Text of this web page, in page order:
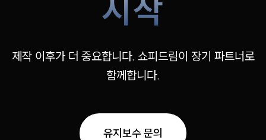
시작
제작 이후가 더 중요합니다. 쇼피드림이 장기 파트너로
함께합니다.
유지보수 문의